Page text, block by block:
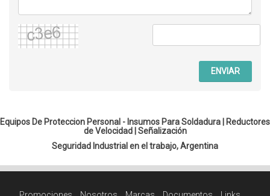
ENVIAR
Equipos De Proteccion Personal - Insumos Para Soldadura |
Reductores
de Velocidad| Señalización
Seguridad Industrial en el trabajo, Argentina